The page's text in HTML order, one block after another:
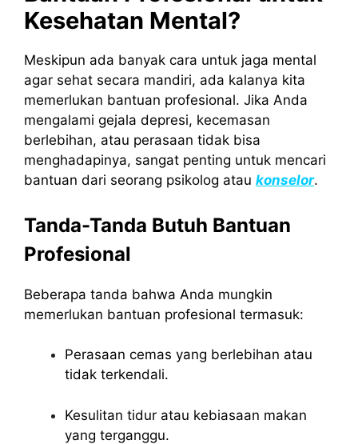
Kesehatan Mental?
Meskipun ada banyak cara untuk jaga mental
agar sehat secara mandiri, ada kalanya kita
memerlukan bantuan profesional. Jika Anda
mengalami gejala depresi, kecemasan
berlebihan, atau perasaan tidak bisa
menghadapinya, sangat penting untuk mencari
bantuan dari seorang psikolog atau konselor.
Tanda-Tanda Butuh Bantuan
Profesional
Beberapa tanda bahwa Anda mungkin
memerlukan bantuan profesional termasuk:
Perasaan cemas yang berlebihan atau
tidak terkendali.
Kesulitan tidur atau kebiasaan makan
yang terganggu.